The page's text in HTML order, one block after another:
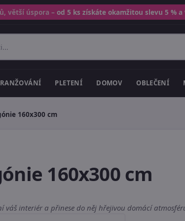
větší úspora –od 5 ks získáte okamžitou slevu 5 % a
PLETENÍ DOMOV OBLEČENÍ
160x300 cm
160x300 cm
interiér a přinese do něj hřejivou domácí